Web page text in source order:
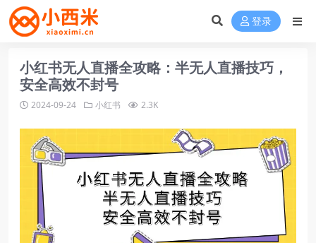
登录
小红书无人直播全攻略：半无人直播技巧，
安全高效不封号
2024-09-24 小红书 2.3K